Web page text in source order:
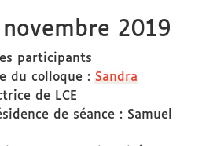
2019
participants
du colloque : Sandra
de LCE
de séance : Samuel